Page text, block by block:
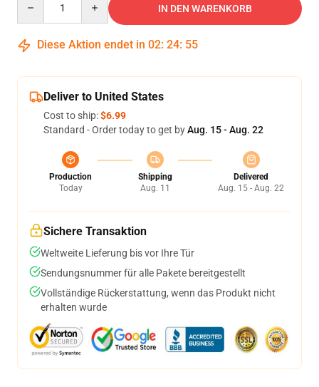
IN DEN WARENKORB
Diese Aktion endet in 02: 24: 54
Deliver to United States
Cost to ship:$6.99
Standard - Order today to get byAug. 15 - Aug. 22
Production
Today
Shipping
Aug. 11
Delivered
Aug. 15 - Aug. 22
Sichere Transaktion
Weltweite Lieferung bis vor Ihre Tür
Sendungsnummer für alle Pakete bereitgestellt
Vollständige Rückerstattung, wenn das Produkt nicht
erhalten wurde